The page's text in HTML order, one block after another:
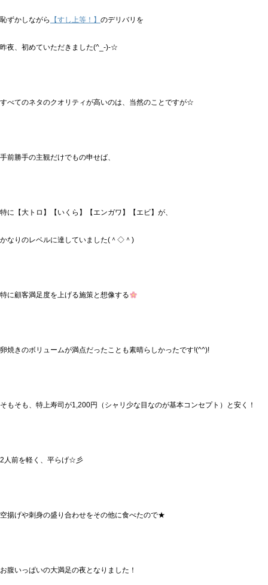
恥ずかしながら 【すし上等！】 のデリバリを
昨夜、初めていただきました(^_-)-☆
すべてのネタのクオリティが高いのは、当然のことですが☆
手前勝手の主観だけでもの申せば、
特に【大トロ】【いくら】【エンガワ】【エビ】が、
かなりのレベルに達していました(＾◇＾)
特に顧客満足度を上げる施策と想像する
卵焼きのボリュームが満点だったことも素晴らしかったです!(^^)!
そもそも、特上寿司が1,200円（シャリ少な目なのが基本コンセプト）と安く！
2人前を軽く、平らげ☆彡
空揚げや刺身の盛り合わせをその他に食べたので★
お腹いっぱいの大満足の夜となりました！